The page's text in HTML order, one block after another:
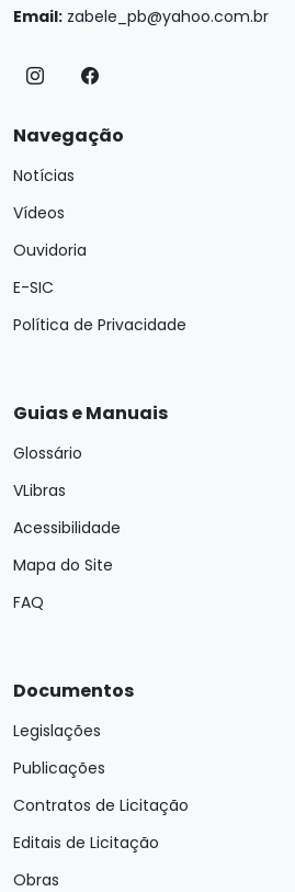
Email: zabele_pb@yahoo.com.br
Navegação
Notícias
Vídeos
Ouvidoria
E-SIC
Política de Privacidade
Guias e Manuais
Glossário
VLibras
Acessibilidade
Mapa do Site
FAQ
Documentos
Legislações
Publicações
Contratos de Licitação
Editais de Licitação
Obras